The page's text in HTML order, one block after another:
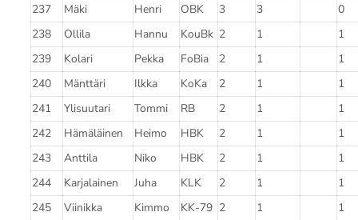
237
Mäki Henri OBK 3 3
0
238
Ollila Hannu KouBk 2 1
1
239
Kolari Pekka FoBia 2 1
1
240
Mänttäri Ilkka KoKa 2 1
1
241
Ylisuutari Tommi RB 2 1
1
242
Hämäläinen Heimo HBK 2 1
1
243
Anttila Niko HBK 2 1
1
244
Karjalainen Juha KLK 2 1
1
245
Viinikka Kimmo KK-79 2 1
1